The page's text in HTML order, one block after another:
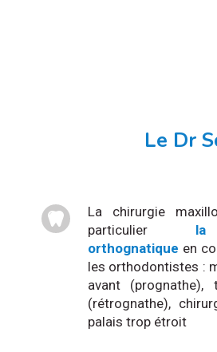
Le Dr
La chirurgie
particulier
orthognatique en
les orthodontistes :
avant
(rétrognathe),
palais trop étroit